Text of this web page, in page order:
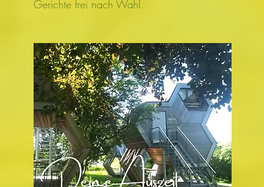
Gerichte frei nach Wahl.